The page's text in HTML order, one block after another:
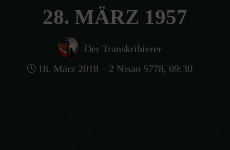
28. MÄRZ 1957
Der Transkribierer
18. März 2018 – 2 Nisan 5778, 09:30